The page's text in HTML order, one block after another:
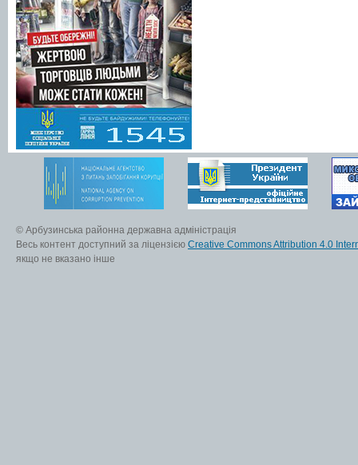
© Арбузинська районна державна адміністрація
Весь контент доступний за ліцензією Creative Commons Attribution 4.0
якщо не вказано інше